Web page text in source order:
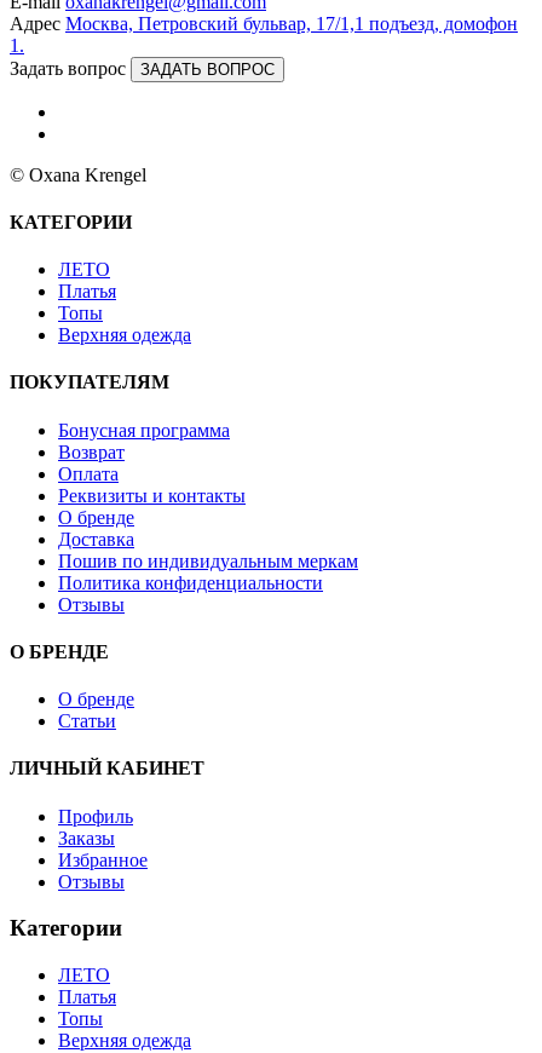
Адрес Москва, Петровский бульвар, 17/1,1 подъезд, домофон
1.
Задать вопрос
ЗАДАТЬ ВОПРОС
© Oxana Krengel
КАТЕГОРИИ
ЛЕТО
Платья
Топы
Верхняя одежда
ПОКУПАТЕЛЯМ
Бонусная программа
Возврат
Оплата
Реквизиты и контакты
О бренде
Доставка
Пошив по индивидуальным меркам
Политика конфиденциальности
Отзывы
О БРЕНДЕ
О бренде
Статьи
ЛИЧНЫЙ КАБИНЕТ
Профиль
Заказы
Избранное
Отзывы
Категории
ЛЕТО
Платья
Топы
Верхняя одежда